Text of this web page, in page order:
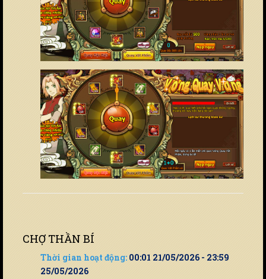
CHỢ THẦN BÍ
Thời gian hoạt động: 00:01 21/05/2026 - 23:59
25/05/2026